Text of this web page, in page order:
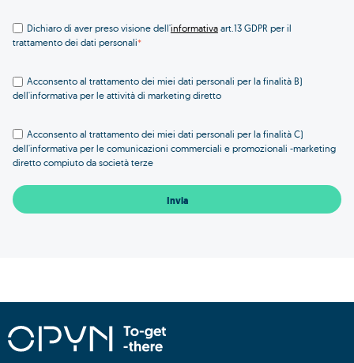
Dichiaro di aver preso visione dell'informativaart.13 GDPR per il
trattamento dei dati personali*
Acconsento al trattamento dei miei dati personali per la finalità B)
dell'informativa per le attività di marketing diretto
Acconsento al trattamento dei miei dati personali per la finalità C)
dell'informativa per le comunicazioni commerciali e promozionali -marketing
diretto compiuto da società terze